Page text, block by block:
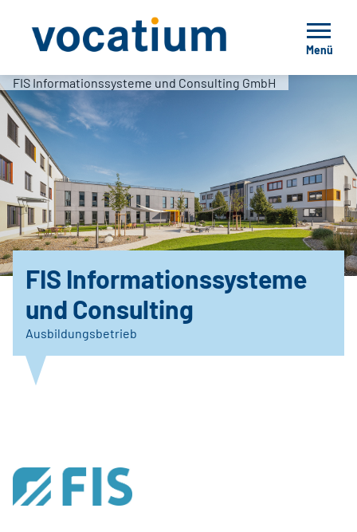
Menü
FIS Informationssysteme und Consulting GmbH
FIS Informationssysteme
und Consulting
Ausbildungsbetrieb